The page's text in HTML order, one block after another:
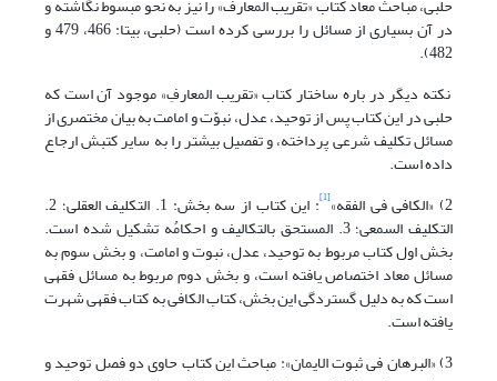
حلبی، مباحث معاد کتاب «تقریب المعارف» را نیز به نحو مبسوط نگاشته و
در آن بسیاری از مسائل را بررسی کرده است (حلبی، بی‏تا: 466، 479 و
482).
نکته دیگر در باره ساختار کتاب «تقریب المعارفِ» موجود آن است که
حلبی در این کتاب پس از توحید، عدل، نبوّت و امامت به بیان مختصری از
مسائل تکلیف شرعی پرداخته، و تفصیل بیشتر را به سایر کتبش ارجاع
داده است.
2) «الکافی فی الفقه»
[1] : این کتاب از سه بخش: 1. التکلیف العقلی؛ 2.
التکلیف السمعی؛ 3. المستحق بالتکالیف و احکامُه تشکیل شده است.
بخش اول کتاب مربوط به توحید، عدل، نبوت و امامت، و بخش سوم به
مسائل معاد اختصاص یافته است، و بخش دوم مربوط به مسائل فقهی
است که به دلیل گستردگی این بخش، کتاب الکافی به کتاب فقهی شهرت
یافته است.
3) «البرهان فی ثبوت الایمان»: مباحث این کتاب حاوی دو فصل توحید و